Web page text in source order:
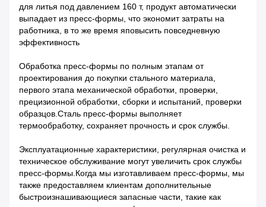
для литья под давлением 160 т, продукт автоматически
выпадает из пресс-формы, что экономит затраты на
работника, в то же время яповысить повседневную
эффективность
Обработка пресс-формы по полным этапам от
проектирования до покупки стального материала,
первого этапа механической обработки, проверки,
прецизионной обработки, сборки и испытаний, проверки
образцов.Сталь пресс-формы выполняет
термообработку, сохраняет прочность и срок службы.
Эксплуатационные характеристики, регулярная очистка и
техническое обслуживание могут увеличить срок службы
пресс-формы.Когда мы изготавливаем пресс-формы, мы
также предоставляем клиентам дополнительные
быстроизнашивающиеся запасные части, такие как